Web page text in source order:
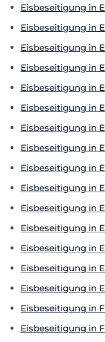
Eisbeseitigung in
Eisbeseitigung in
Eisbeseitigung in
Eisbeseitigung in
Eisbeseitigung in
Eisbeseitigung in
Eisbeseitigung in
Eisbeseitigung in
Eisbeseitigung in
Eisbeseitigung in
Eisbeseitigung in
Eisbeseitigung in
Eisbeseitigung in
Eisbeseitigung in
Eisbeseitigung in
Eisbeseitigung in
Eisbeseitigung in